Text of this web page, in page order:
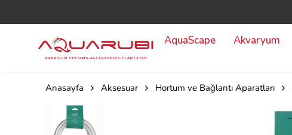
AquaScape Akvaryum
Anasayfa Aksesuar Hortum ve Bağlantı Aparatları